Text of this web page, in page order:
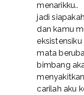
menarikku..
jadi
dan kamu
mata
bimbang
carilah aku